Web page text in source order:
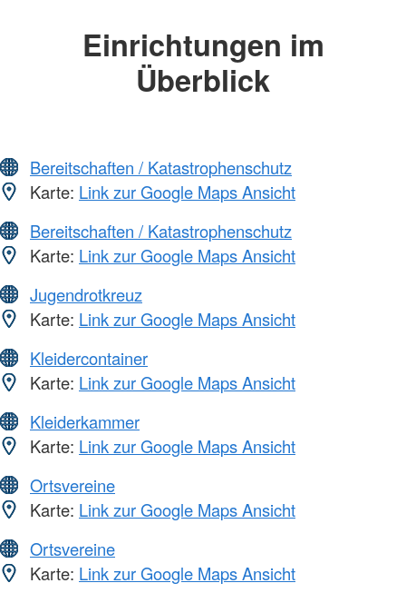
Einrichtungen im
Überblick
Bereitschaften / Katastrophenschutz
Karte: Link zur Google Maps Ansicht
Bereitschaften / Katastrophenschutz
Karte: Link zur Google Maps Ansicht
Jugendrotkreuz
Karte: Link zur Google Maps Ansicht
Kleidercontainer
Karte: Link zur Google Maps Ansicht
Kleiderkammer
Karte: Link zur Google Maps Ansicht
Ortsvereine
Karte: Link zur Google Maps Ansicht
Ortsvereine
Karte: Link zur Google Maps Ansicht